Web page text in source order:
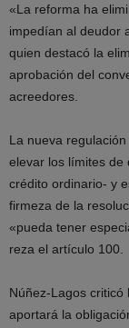
«La reforma ha
impedían al deudor
quien destacó la
aprobación del
acreedores.
La nueva
elevar los límites de
crédito ordinario- y
firmeza de la
«pueda tener
reza el artículo 100.
Núñez-Lagos criticó
aportará la